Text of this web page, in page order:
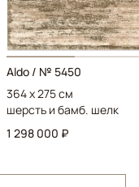
Aldo / № 5450
364 x 275 см
шерсть и бамб. шелк
1 298 000 ₽